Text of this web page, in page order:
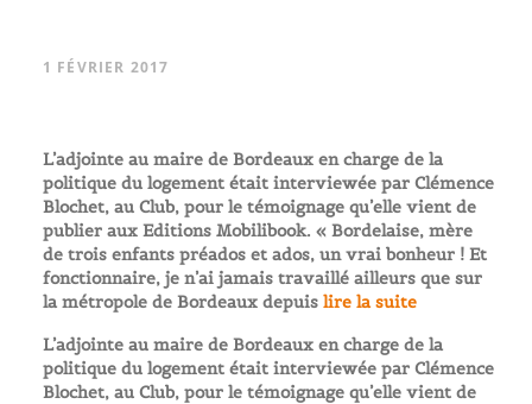
1 FÉVRIER 2017
L’adjointe au maire de Bordeaux en charge de la
politique du logement était interviewée par Clémence
Blochet, au Club, pour le témoignage qu’elle vient de
publier aux Editions Mobilibook. « Bordelaise, mère
de trois enfants préados et ados, un vrai bonheur ! Et
fonctionnaire, je n’ai jamais travaillé ailleurs que sur
la métropole de Bordeaux depuislire la suite
L’adjointe au maire de Bordeaux en charge de la
politique du logement était interviewée par Clémence
Blochet, au Club, pour le témoignage qu’elle vient de